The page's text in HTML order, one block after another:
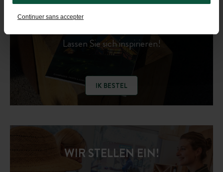
Continuer sans accepterREISEFÜHRER 2026
Lassen Sie sich inspirieren!
IK BESTEL
WIR STELLEN EIN!